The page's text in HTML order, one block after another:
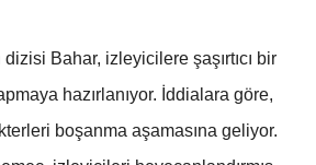
Bahar, izleyicilere şaşırtıcı bir
hazırlanıyor. İddialara göre,
boşanma aşamasına geliyor.